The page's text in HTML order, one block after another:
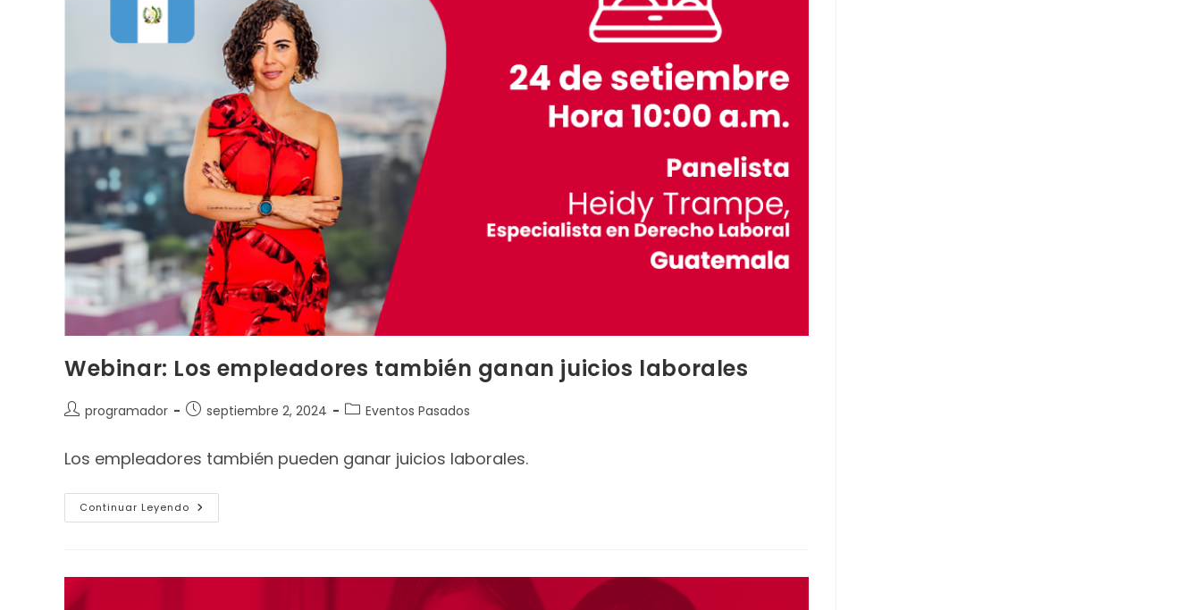
Webinar: Los empleadores también ganan juicios laborales
programador septiembre 2, 2024 Eventos Pasados
Los empleadores también pueden ganar juicios laborales.
Continuar Leyendo